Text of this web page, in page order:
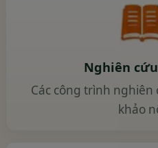
Nghiên
Các công trình
khảo